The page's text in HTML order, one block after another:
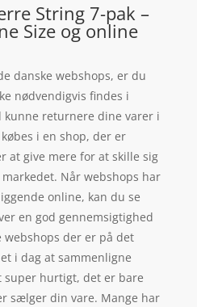
String 7-pak –
Size og online
danske webshops, er du
nødvendigvis findes i
kunne returnere dine varer i
i en shop, der er
at give mere for at skille sig
Når webshops har
online, kan du se
en god gennemsigtighed
der er på det
i dag at sammenligne
super hurtigt, det er bare
sælger din vare. Mange har